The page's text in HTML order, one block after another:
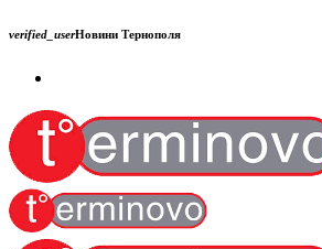
verified_userНовини Тернополя